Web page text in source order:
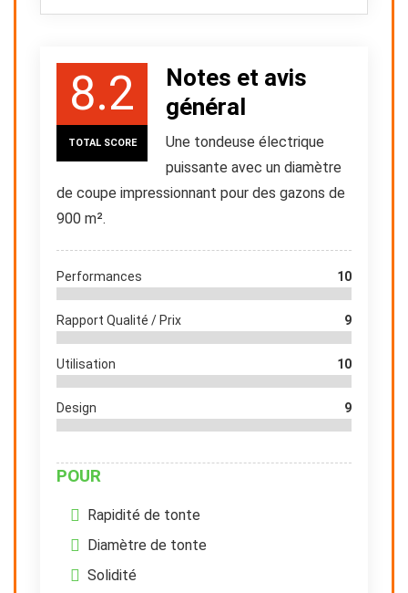
8.2
TOTAL SCORE
Notes et avis
général
Une tondeuse électrique
puissante avec un diamètre
de coupe impressionnant pour des gazons de
900 m².
Performances 10
Rapport Qualité / Prix 9
Utilisation 10
Design 9
POUR
Rapidité de tonte
Diamètre de tonte
Solidité